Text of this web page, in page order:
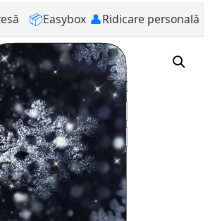
📦Easybox 👤Ridicare personală